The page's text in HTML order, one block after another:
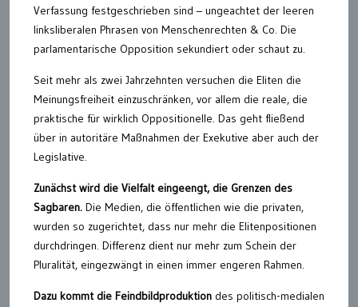
Verfassung festgeschrieben sind – ungeachtet der leeren
linksliberalen Phrasen von Menschenrechten & Co. Die
parlamentarische Opposition sekundiert oder schaut zu.
Seit mehr als zwei Jahrzehnten versuchen die Eliten die
Meinungsfreiheit einzuschränken, vor allem die reale, die
praktische für wirklich Oppositionelle. Das geht fließend
über in autoritäre Maßnahmen der Exekutive aber auch der
Legislative.
Zunächst wird die Vielfalt eingeengt, die Grenzen des
Sagbaren. Die Medien, die öffentlichen wie die privaten,
wurden so zugerichtet, dass nur mehr die Elitenpositionen
durchdringen. Differenz dient nur mehr zum Schein der
Pluralität, eingezwängt in einen immer engeren Rahmen.
Dazu kommt die Feindbildproduktion des politisch-medialen